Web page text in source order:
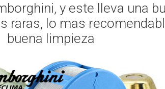
y este lleva una
raras, lo mas
buena limpieza